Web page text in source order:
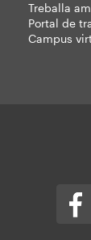
Treballa
Portal de
Campus